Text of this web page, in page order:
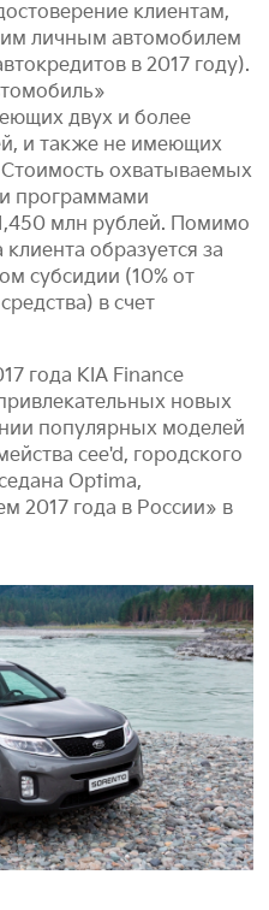
клиентам,
личным автомобилем
в 2017 году).
двух и более
и также не имеющих
Стоимость охватываемых
программами
млн рублей. Помимо
образуется за
субсидии (10% от
в счет
года KIA Finance
новых
популярных моделей
cee'd, городского
Optima,
2017 года в России» в